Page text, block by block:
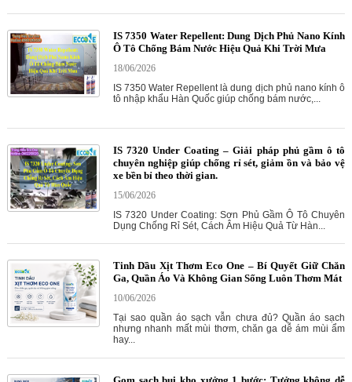
IS 7350 Water Repellent: Dung Dịch Phủ Nano Kính
Ô Tô Chống Bám Nước Hiệu Quả Khi Trời Mưa
18/06/2026
IS 7350 Water Repellent là dung dịch phủ nano kính ô
tô nhập khẩu Hàn Quốc giúp chống bám nước,...
IS 7320 Under Coating – Giải pháp phủ gầm ô tô
chuyên nghiệp giúp chống rỉ sét, giảm ồn và bảo vệ
xe bền bỉ theo thời gian.
15/06/2026
IS 7320 Under Coating: Sơn Phủ Gầm Ô Tô Chuyên
Dụng Chống Rỉ Sét, Cách Âm Hiệu Quả Từ Hàn...
Tinh Dầu Xịt Thơm Eco One – Bí Quyết Giữ Chăn
Ga, Quần Áo Và Không Gian Sống Luôn Thơm Mát
10/06/2026
Tại sao quần áo sạch vẫn chưa đủ? Quần áo sạch
nhưng nhanh mất mùi thơm, chăn ga dễ ám mùi ẩm
hay...